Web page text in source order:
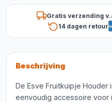
Gratis verzending
14 dagen retour
Beschrijving
De Esve Fruitkuipje Houder
eenvoudig accessoire voor